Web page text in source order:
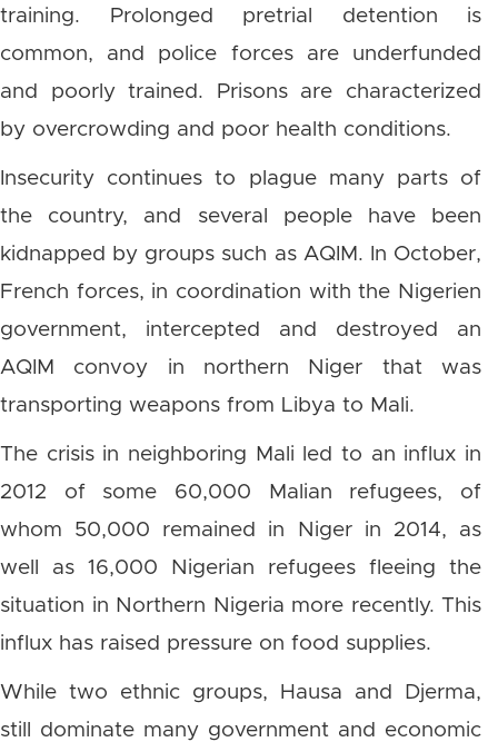
training. Prolonged pretrial detention is
common, and police forces are underfunded
and poorly trained. Prisons are characterized
by overcrowding and poor health conditions.
Insecurity continues to plague many parts of
the country, and several people have been
kidnapped by groups such as AQIM. In October,
French forces, in coordination with the Nigerien
government, intercepted and destroyed an
AQIM convoy in northern Niger that was
transporting weapons from Libya to Mali.
The crisis in neighboring Mali led to an influx in
2012 of some 60,000 Malian refugees, of
whom 50,000 remained in Niger in 2014, as
well as 16,000 Nigerian refugees fleeing the
situation in Northern Nigeria more recently. This
influx has raised pressure on food supplies.
While two ethnic groups, Hausa and Djerma,
still dominate many government and economic